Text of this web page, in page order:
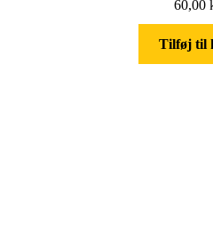
60,00
Tilføj til